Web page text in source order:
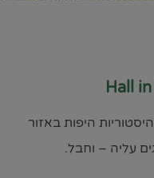
היפות באזור
עליה – וחבל.